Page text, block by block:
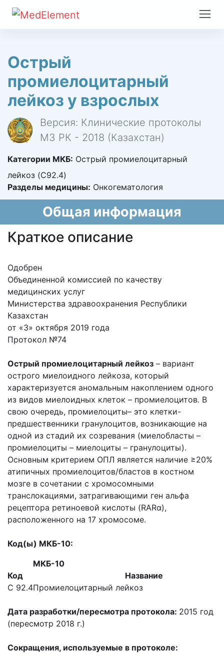
Острый
промиелоцитарный
лейкоз у взрослых
Версия: Клинические протоколы
МЗ РК - 2018 (Казахстан)
Категории МКБ: Острый промиелоцитарный
лейкоз (C92.4)
Разделы медицины: Онкогематология
Общая информация
Краткое описание
Одобрен
Объединенной комиссией по качеству
медицинских услуг
Министерства здравоохранения Республики
Казахстан
от «3» октября 2019 года
Протокол №74
Острый промиелоцитарный лейкоз – вариант
острого миелоидного лейкоза, который
характеризуется аномальным накоплением одного
из видов миелоидных клеток – промиелоцитов. В
свою очередь, промиелоциты– это клетки-
предшественники гранулоцитов, возникающие на
одной из стадий их созревания (миелобласты –
промиелоциты – миелоциты – гранулоциты).
Основным критерием ОПЛ является наличие ≥20%
атипичных промиелоцитов/бластов в костном
мозге в сочетании с хромосомными
транслокациями, затрагивающими ген альфа
рецептора ретиноевой кислоты (RARα),
расположенного на 17 хромосоме.
Код(ы) МКБ-10:
МКБ-10
Код
Название
С 92.4Промиелоцитарный лейкоз
Дата разработки/пересмотра протокола: 2015 год
(пересмотр 2018 г.)
Сокращения, используемые в протоколе: